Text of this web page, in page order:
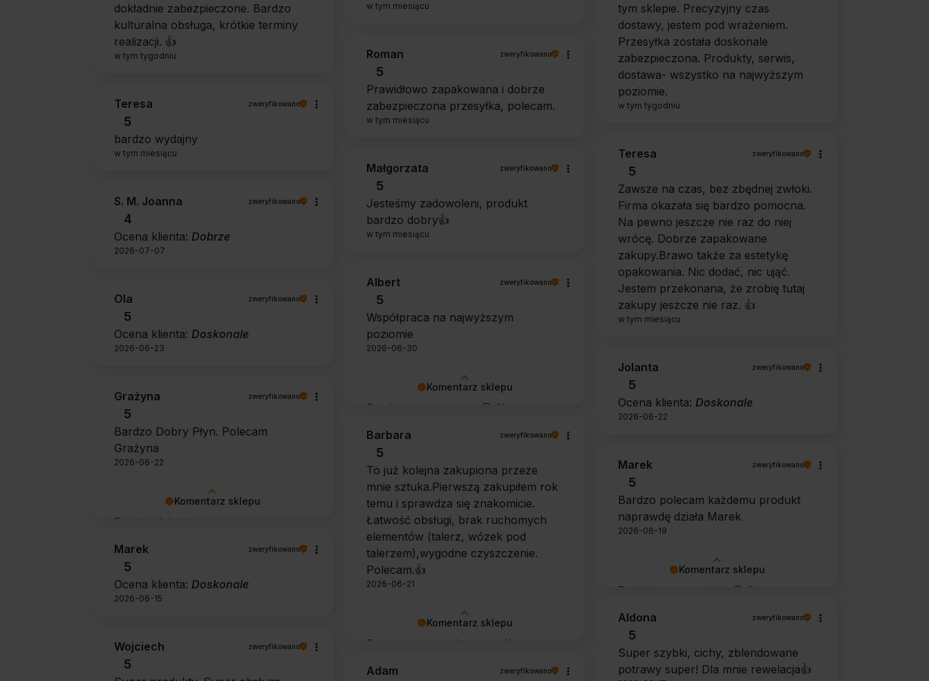
dokładnie zabezpieczone. Bardzo
kulturalna obsługa, krótkie terminy
realizacji. 👍️
w tym tygodniu
tym sklepie. Precyzyjny czas
dostawy, jestem pod wrażeniem.
Przesyłka została doskonale
zabezpieczona. Produkty, serwis,
dostawa- wszystko na najwyższym
poziomie.
w tym tygodniu
w tym miesiącu
Roman zweryfikowano
5
Prawidłowo zapakowana i dobrze
zabezpieczona przesyłka, polecam.
w tym miesiącu
Teresa zweryfikowano
5
bardzo wydajny
w tym miesiącu Teresa zweryfikowano
5
Zawsze na czas, bez zbędnej zwłoki.
Firma okazała się bardzo pomocna.
Na pewno jeszcze nie raz do niej
wrócę. Dobrze zapakowane
zakupy.Brawo także za estetykę
opakowania. Nic dodać, nic ująć.
Jestem przekonana, że zrobię tutaj
zakupy jeszcze nie raz. 👍️
w tym miesiącu
Małgorzata zweryfikowano
5
Jesteśmy zadowoleni, produkt
bardzo dobry👍️
w tym miesiącu
S. M. Joanna zweryfikowano
4
Ocena klienta: Dobrze
2026-07-07
Komentarz sklepu
Dziękujemy za opinię 🙂 Cieszymy
zakup spełniły Pana oczekiwania.
Dziękujemy za zaufanie.
Albert zweryfikowano
5
Współpraca na najwyższym
poziomie
2026-06-30
Ola zweryfikowano
5
Ocena klienta: Doskonale
2026-06-23
Jolanta zweryfikowano
5
Ocena klienta: Doskonale
2026-06-22
Komentarz sklepu
Bardzo dziękujemy za pozytywną
zapewniał doskonałe efekty przy
każdym użyciu.
Grażyna zweryfikowano
5
Bardzo Dobry Płyn. Polecam
Grażyna
2026-06-22
Komentarz sklepu
Dziękujemy za tak szczegółową
Pani wygodę obsługi i łatwość
Barbara zweryfikowano
5
To już kolejna zakupiona przeze
mnie sztuka.Pierwszą zakupiłem rok
temu i sprawdza się znakomicie.
Łatwość obsługi, brak ruchomych
elementów (talerz, wózek pod
talerzem),wygodne czyszczenie.
Polecam.👍️
2026-06-21
Komentarz sklepu
Dziękujemy za opinię 🙂 Cieszymy
potwierdził swoją skuteczność.
Marek zweryfikowano
5
Bardzo polecam każdemu produkt
naprawdę działa Marek
2026-06-19
Marek zweryfikowano
5
Ocena klienta: Doskonale
2026-06-15
Aldona zweryfikowano
5
Super szybki, cichy, zblendowane
potrawy super! Dla mnie rewelacja👍️
Wojciech zweryfikowano
5 Adam zweryfikowano